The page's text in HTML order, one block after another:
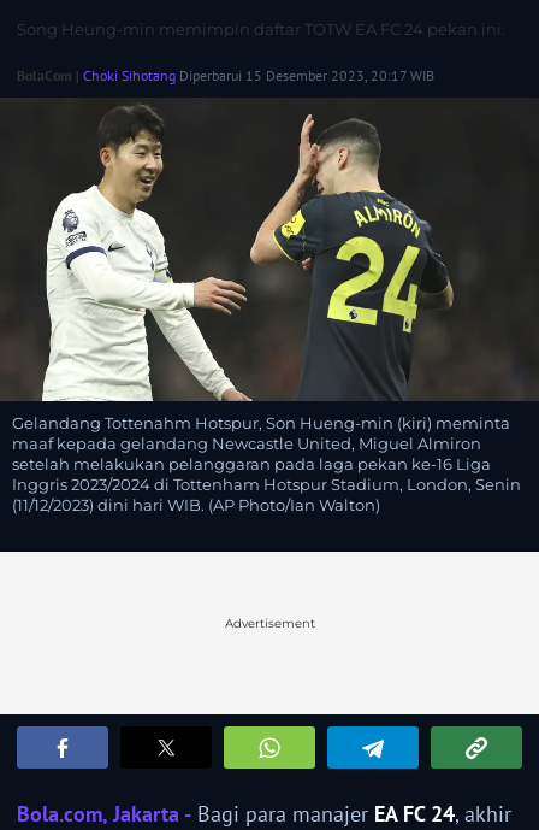
Song Heung-min memimpin daftar TOTW EA FC 24 pekan ini.
BolaCom | Choki Sihotang Diperbarui 15 Desember 2023, 20:17 WIB
Gelandang Tottenahm Hotspur, Son Hueng-min (kiri) meminta
maaf kepada gelandang Newcastle United, Miguel Almiron
setelah melakukan pelanggaran pada laga pekan ke-16 Liga
Inggris 2023/2024 di Tottenham Hotspur Stadium, London, Senin
(11/12/2023) dini hari WIB. (AP Photo/Ian Walton)
Advertisement
Bola.com, Jakarta - Bagi para manajer EA FC 24, akhir